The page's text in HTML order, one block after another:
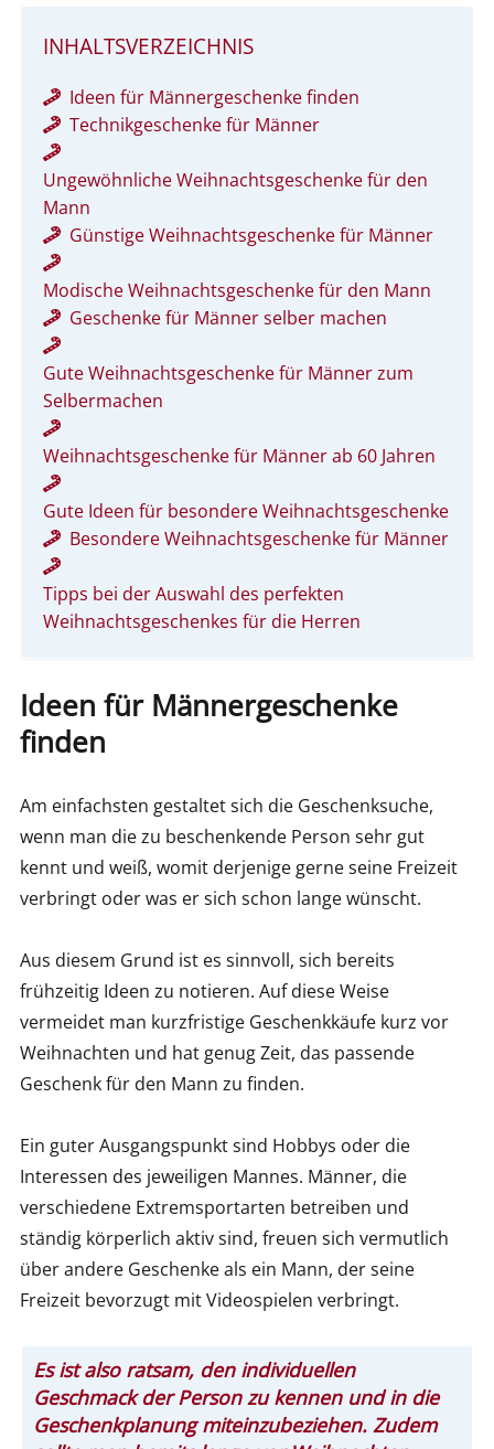
INHALTSVERZEICHNIS
Ideen für Männergeschenke finden
Technikgeschenke für Männer
Ungewöhnliche Weihnachtsgeschenke für den
Mann
Günstige Weihnachtsgeschenke für Männer
Modische Weihnachtsgeschenke für den Mann
Geschenke für Männer selber machen
Gute Weihnachtsgeschenke für Männer zum
Selbermachen
Weihnachtsgeschenke für Männer ab 60 Jahren
Gute Ideen für besondere Weihnachtsgeschenke
Besondere Weihnachtsgeschenke für Männer
Tipps bei der Auswahl des perfekten
Weihnachtsgeschenkes für die Herren
Ideen für Männergeschenke
finden
Am einfachsten gestaltet sich die Geschenksuche,
wenn man die zu beschenkende Person sehr gut
kennt und weiß, womit derjenige gerne seine Freizeit
verbringt oder was er sich schon lange wünscht.
Aus diesem Grund ist es sinnvoll, sich bereits
frühzeitig Ideen zu notieren. Auf diese Weise
vermeidet man kurzfristige Geschenkkäufe kurz vor
Weihnachten und hat genug Zeit, das passende
Geschenk für den Mann zu finden.
Ein guter Ausgangspunkt sind Hobbys oder die
Interessen des jeweiligen Mannes. Männer, die
verschiedene Extremsportarten betreiben und
ständig körperlich aktiv sind, freuen sich vermutlich
über andere Geschenke als ein Mann, der seine
Freizeit bevorzugt mit Videospielen verbringt.
Es ist also ratsam, den individuellen
Geschmack der Person zu kennen und in die
Geschenkplanung miteinzubeziehen. Zudem